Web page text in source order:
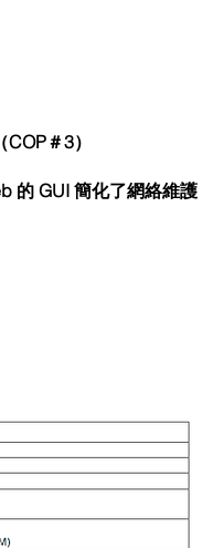
＃3）
的 GUI 簡化了網絡維護